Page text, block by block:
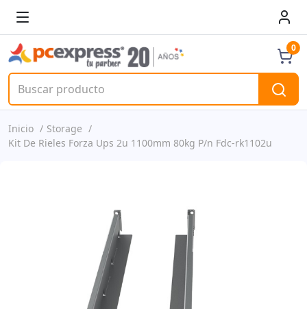
0
Inicio
Storage
Kit De Rieles Forza Ups 2u 1100mm 80kg P/n Fdc-rk1102u